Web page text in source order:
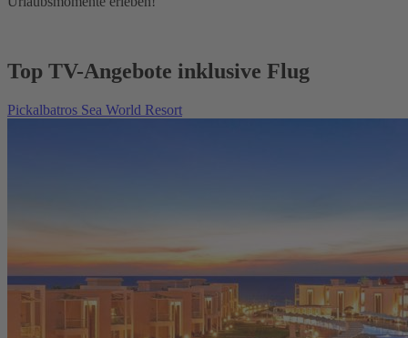
Top TV-Angebote inklusive Flug
Pickalbatros Sea World Resort